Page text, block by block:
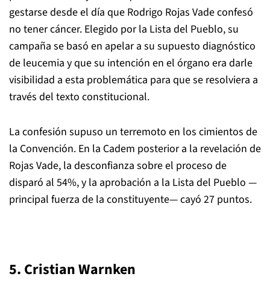
gestarse desde el día que Rodrigo Rojas Vade confesó
no tener cáncer. Elegido por la Lista del Pueblo, su
campaña se basó en apelar a su supuesto diagnóstico
de leucemia y que su intención en el órgano era darle
visibilidad a esta problemática para que se resolviera a
través del texto constitucional.
La confesión supuso un terremoto en los cimientos de
la Convención. En la Cadem posterior a la revelación de
Rojas Vade, la desconfianza sobre el proceso de
disparó al 54%, y la aprobación a la Lista del Pueblo —
principal fuerza de la constituyente— cayó 27 puntos.
5. Cristian Warnken